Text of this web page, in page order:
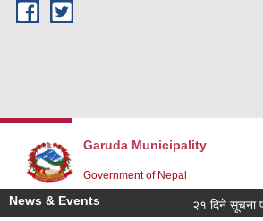
Skip to main content
Garuda Municipality
Government of Nepal
News & Events २१ दिने सूचना